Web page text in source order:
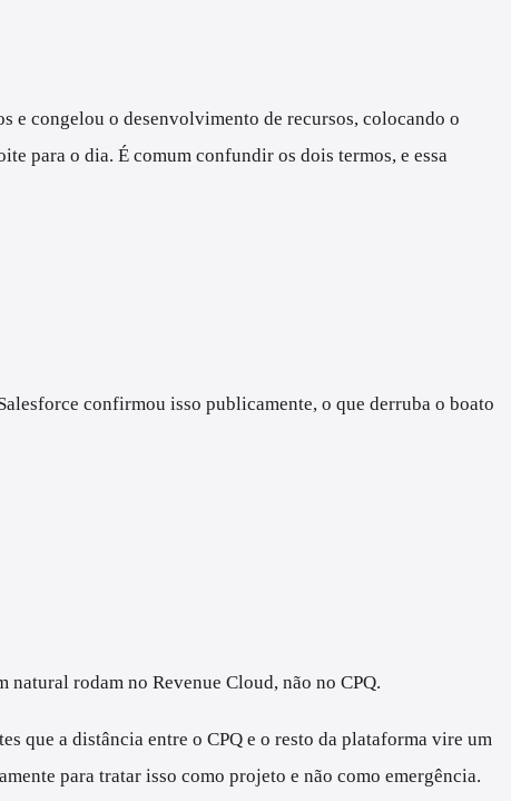
e congelou o desenvolvimento de recursos, colocando o
para o dia. É comum confundir os dois termos, e essa
confirmou isso publicamente, o que derruba o boato
rodam no Revenue Cloud, não no CPQ.
que a distância entre o CPQ e o resto da plataforma vire um
para tratar isso como projeto e não como emergência.